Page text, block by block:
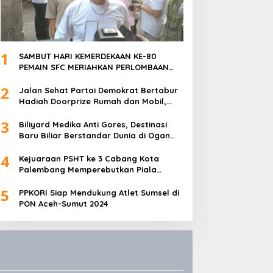
1
SAMBUT HARI KEMERDEKAAN KE-80
PEMAIN SFC MERIAHKAN PERLOMBAAN
2
Jalan Sehat Partai Demokrat Bertabur
Hadiah Doorprize Rumah dan Mobil,
3
Biliyard Medika Anti Gores, Destinasi
Baru Biliar Berstandar Dunia di Ogan
4
Kejuaraan PSHT ke 3 Cabang Kota
Palembang Memperebutkan Piala
5
PPKORI Siap Mendukung Atlet Sumsel di
PON Aceh-Sumut 2024